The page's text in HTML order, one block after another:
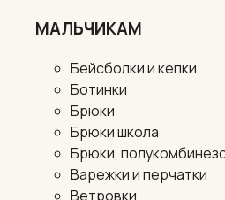
МАЛЬЧИКАМ
Бейсболки и кепки
Ботинки
Брюки
Брюки школа
Брюки,
Варежки и перчатки
Ветровки